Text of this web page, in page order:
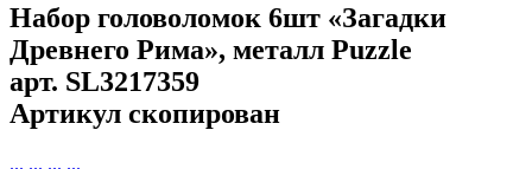
Набор головоломок 6шт «Загадки
Древнего Рима», металл Puzzle
арт. SL3217359
Артикул скопирован
... ... ... ...